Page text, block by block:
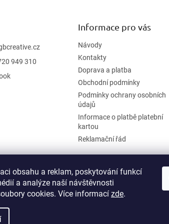
obsahu a reklam, poskytování funkcí
a analýze naší návštěvnosti
cookies. Více informací zde.
949 310
Informace pro vás
Návody
Kontakty
Doprava a platba
Obchodní podmínky
Podmínky ochrany osobních
údajů
Informace o platbě platební
kartou
Reklamační řád